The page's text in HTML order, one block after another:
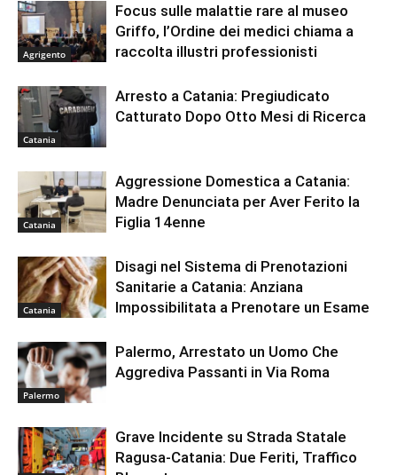
Agrigento
Focus sulle malattie rare al museo
Griffo, l’Ordine dei medici chiama a
raccolta illustri professionisti
Catania
Arresto a Catania: Pregiudicato
Catturato Dopo Otto Mesi di Ricerca
Catania
Aggressione Domestica a Catania:
Madre Denunciata per Aver Ferito la
Figlia 14enne
Catania
Disagi nel Sistema di Prenotazioni
Sanitarie a Catania: Anziana
Impossibilitata a Prenotare un Esame
Palermo
Palermo, Arrestato un Uomo Che
Aggrediva Passanti in Via Roma
Grave Incidente su Strada Statale
Ragusa-Catania: Due Feriti, Traffico